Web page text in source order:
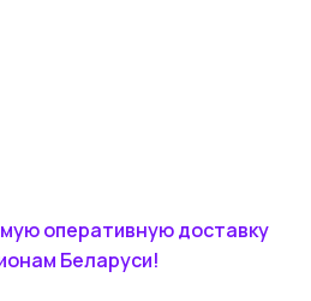
оперативную доставку
Беларуси!